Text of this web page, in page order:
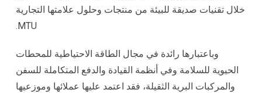
خلال تقنيات صديقة للبيئة من منتجات وحلول علامتها التجارية
MTU.
وباعتبارها رائدة في مجال الطاقة الاحتياطية للمحطات
الحيوية للسلامة وفي أنظمة القيادة والدفع المتكاملة للسفن
والمركبات البرية الثقيلة، فقد اعتمد عليها عملائها وموزعيها